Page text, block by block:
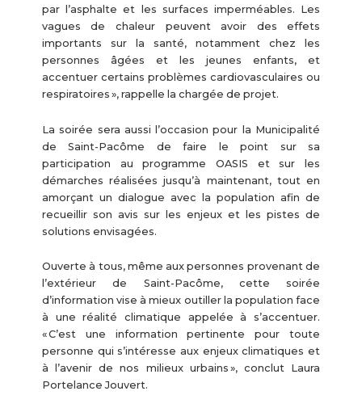
par l’asphalte et les surfaces imperméables. Les
vagues de chaleur peuvent avoir des effets
importants sur la santé, notamment chez les
personnes âgées et les jeunes enfants, et
accentuer certains problèmes cardiovasculaires ou
respiratoires », rappelle la chargée de projet.
La soirée sera aussi l’occasion pour la Municipalité
de Saint-Pacôme de faire le point sur sa
participation au programme OASIS et sur les
démarches réalisées jusqu’à maintenant, tout en
amorçant un dialogue avec la population afin de
recueillir son avis sur les enjeux et les pistes de
solutions envisagées.
Ouverte à tous, même aux personnes provenant de
l’extérieur de Saint-Pacôme, cette soirée
d’information vise à mieux outiller la population face
à une réalité climatique appelée à s’accentuer.
« C’est une information pertinente pour toute
personne qui s’intéresse aux enjeux climatiques et
à l’avenir de nos milieux urbains », conclut Laura
Portelance Jouvert.